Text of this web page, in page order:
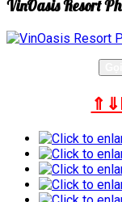
VinOasis Resort